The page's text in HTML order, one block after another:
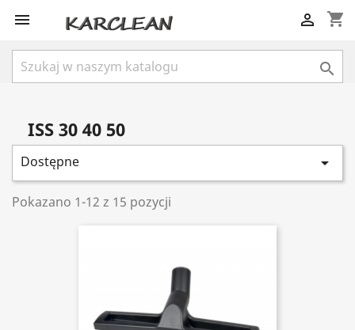
 shopping_cart


ISS 30 40 50
Dostępne 
Pokazano 1-12 z 15 pozycji